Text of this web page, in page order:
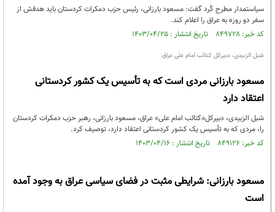
سیاستمدار مطرح کُرد گفت: مسعود بارزانی، رئیس حزب دمکرات کردستان باید هدفش از
سفر دو روزه به عراق را اعلام کند.
کد خبر: ۸۴۹۷۲۸ تاریخ انتشار : ۱۴۰۳/۰۴/۲۵
شبل الزبیدی، دبیرکل کتائب امام علی عراق:
مسعود بارزانی مردی است که به تأسیس یک کشور کردستانی
اعتقاد دارد
شبل الزبیدی، دبیرکل«کتائب امام علی» عراق، مسعود بارزانی، رهبر حزب دمکرات کردستان
را، مردی که به تأسیس یک کشور کردستانی اعتقاد دارد، توصیف کرد.
کد خبر: ۸۴۹۱۲۶ تاریخ انتشار : ۱۴۰۳/۰۴/۱۶
مسعود بارزانی: شرایطی مثبت در فضای سیاسی عراق به وجود آمده
است